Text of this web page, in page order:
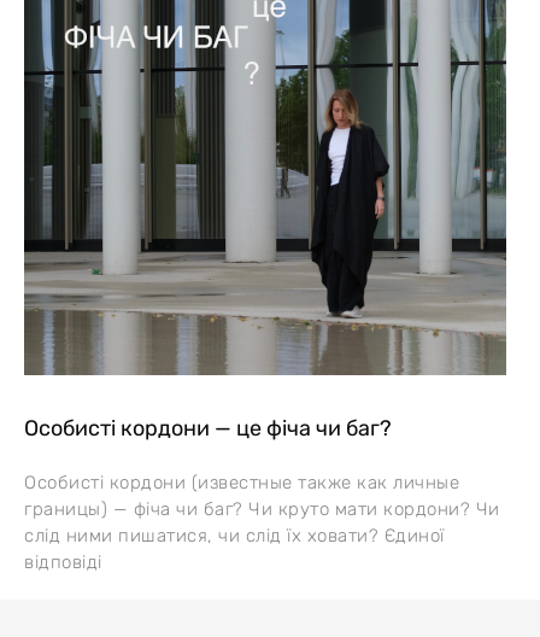
Особисті кордони — це фіча чи баг?
Особисті кордони (известные также как личные
границы) — фіча чи баг? Чи круто мати кордони? Чи
слід ними пишатися, чи слід їх ховати? Єдиної
відповіді